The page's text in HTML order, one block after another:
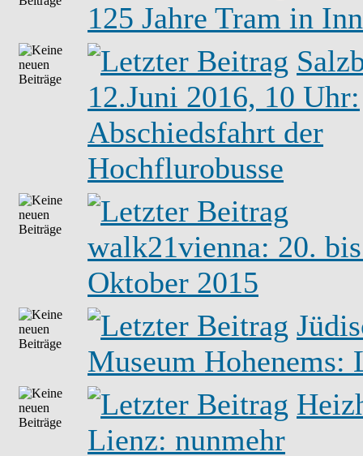
125 Jahre Tram in
12.Juni 2016, 10 Uhr:
Abschiedsfahrt der
Hochflurobusse
walk21vienna: 20.
Oktober 2015
Museum Hohenems:
Lienz: nunmehr